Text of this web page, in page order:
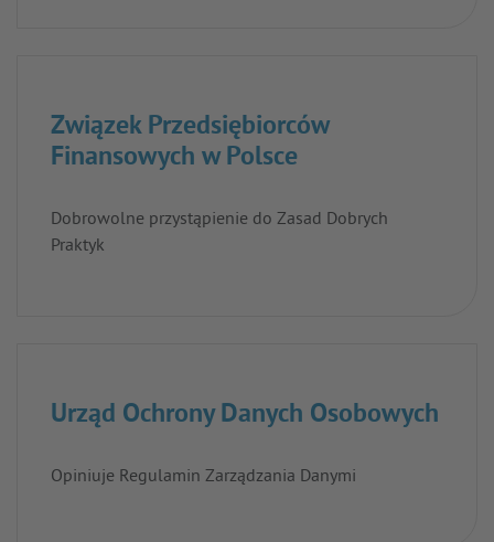
Związek Przedsiębiorców
Finansowych w Polsce
Dobrowolne przystąpienie do Zasad Dobrych
Praktyk
Urząd Ochrony Danych Osobowych
Opiniuje Regulamin Zarządzania Danymi